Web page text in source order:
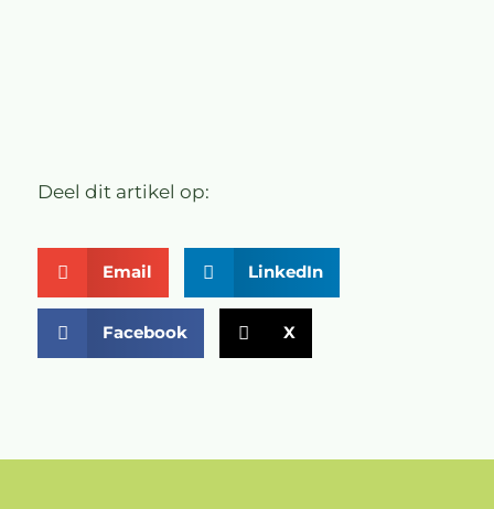
Deel dit artikel op:
Email LinkedIn
Facebook X